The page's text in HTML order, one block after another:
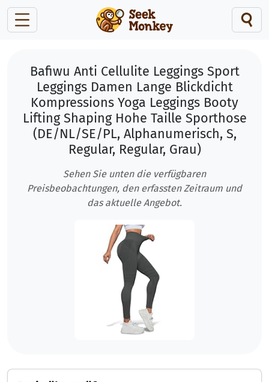
Bafiwu Anti Cellulite Leggings Sport
Leggings Damen Lange Blickdicht
Kompressions Yoga Leggings Booty
Lifting Shaping Hohe Taille Sporthose
(DE/NL/SE/PL, Alphanumerisch, S,
Regular, Regular, Grau)
Sehen Sie unten die verfügbaren
Preisbeobachtungen, den erfassten Zeitraum und
das aktuelle Angebot.